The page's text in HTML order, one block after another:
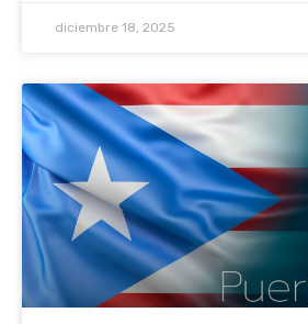
diciembre 18, 2025